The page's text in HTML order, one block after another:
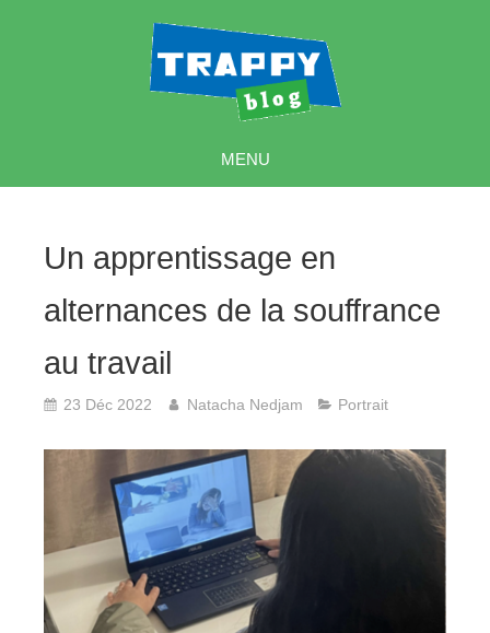
MENU
Un apprentissage en
alternances de la souffrance
au travail
23 Déc 2022 Natacha Nedjam Portrait